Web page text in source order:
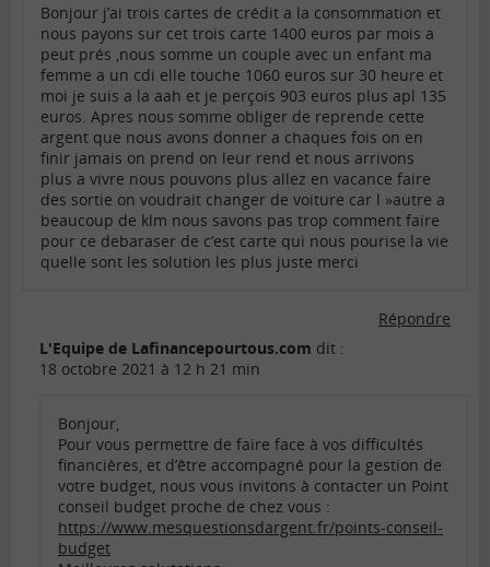
Bonjour j’ai trois cartes de crédit a la consommation et
nous payons sur cet trois carte 1400 euros par mois a
peut prés ,nous somme un couple avec un enfant ma
femme a un cdi elle touche 1060 euros sur 30 heure et
moi je suis a la aah et je perçois 903 euros plus apl 135
euros. Apres nous somme obliger de reprende cette
argent que nous avons donner a chaques fois on en
finir jamais on prend on leur rend et nous arrivons
plus a vivre nous pouvons plus allez en vacance faire
des sortie on voudrait changer de voiture car l »autre a
beaucoup de klm nous savons pas trop comment faire
pour ce debaraser de c’est carte qui nous pourise la vie
quelle sont les solution les plus juste merci
Répondre
L'Equipe de Lafinancepourtous.com dit :
18 octobre 2021 à 12 h 21 min
Bonjour,
Pour vous permettre de faire face à vos difficultés
financières, et d’être accompagné pour la gestion de
votre budget, nous vous invitons à contacter un Point
conseil budget proche de chez vous :
https://www.mesquestionsdargent.fr/points-conseil-
budget